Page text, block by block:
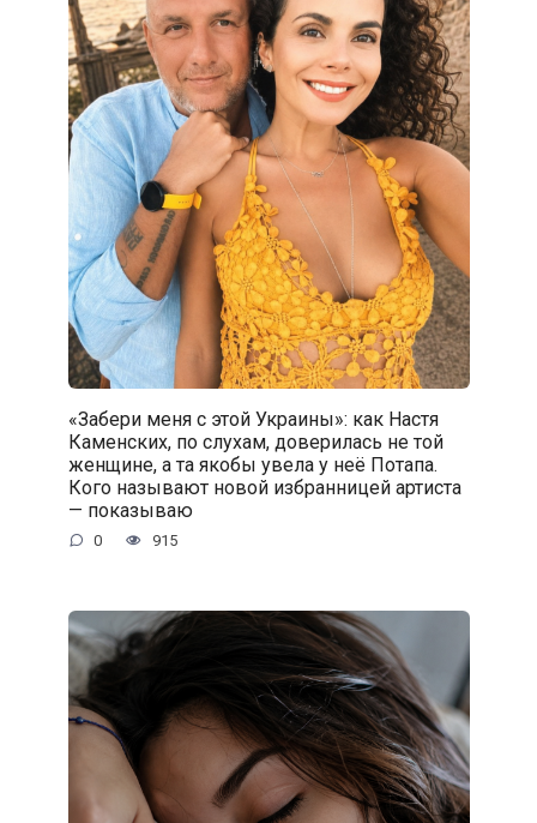
«Забери меня с этой Украины»: как Настя
Каменских, по слухам, доверилась не той
женщине, а та якобы увела у неё Потапа.
Кого называют новой избранницей артиста
— показываю
0 915